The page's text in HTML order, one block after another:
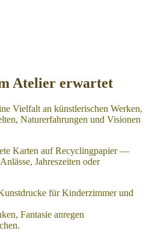
Atelier erwartet
Vielfalt an künstlerischen Werken,
Naturerfahrungen und Visionen
Karten auf Recyclingpapier —
Jahreszeiten oder
für Kinderzimmer und
Fantasie anregen